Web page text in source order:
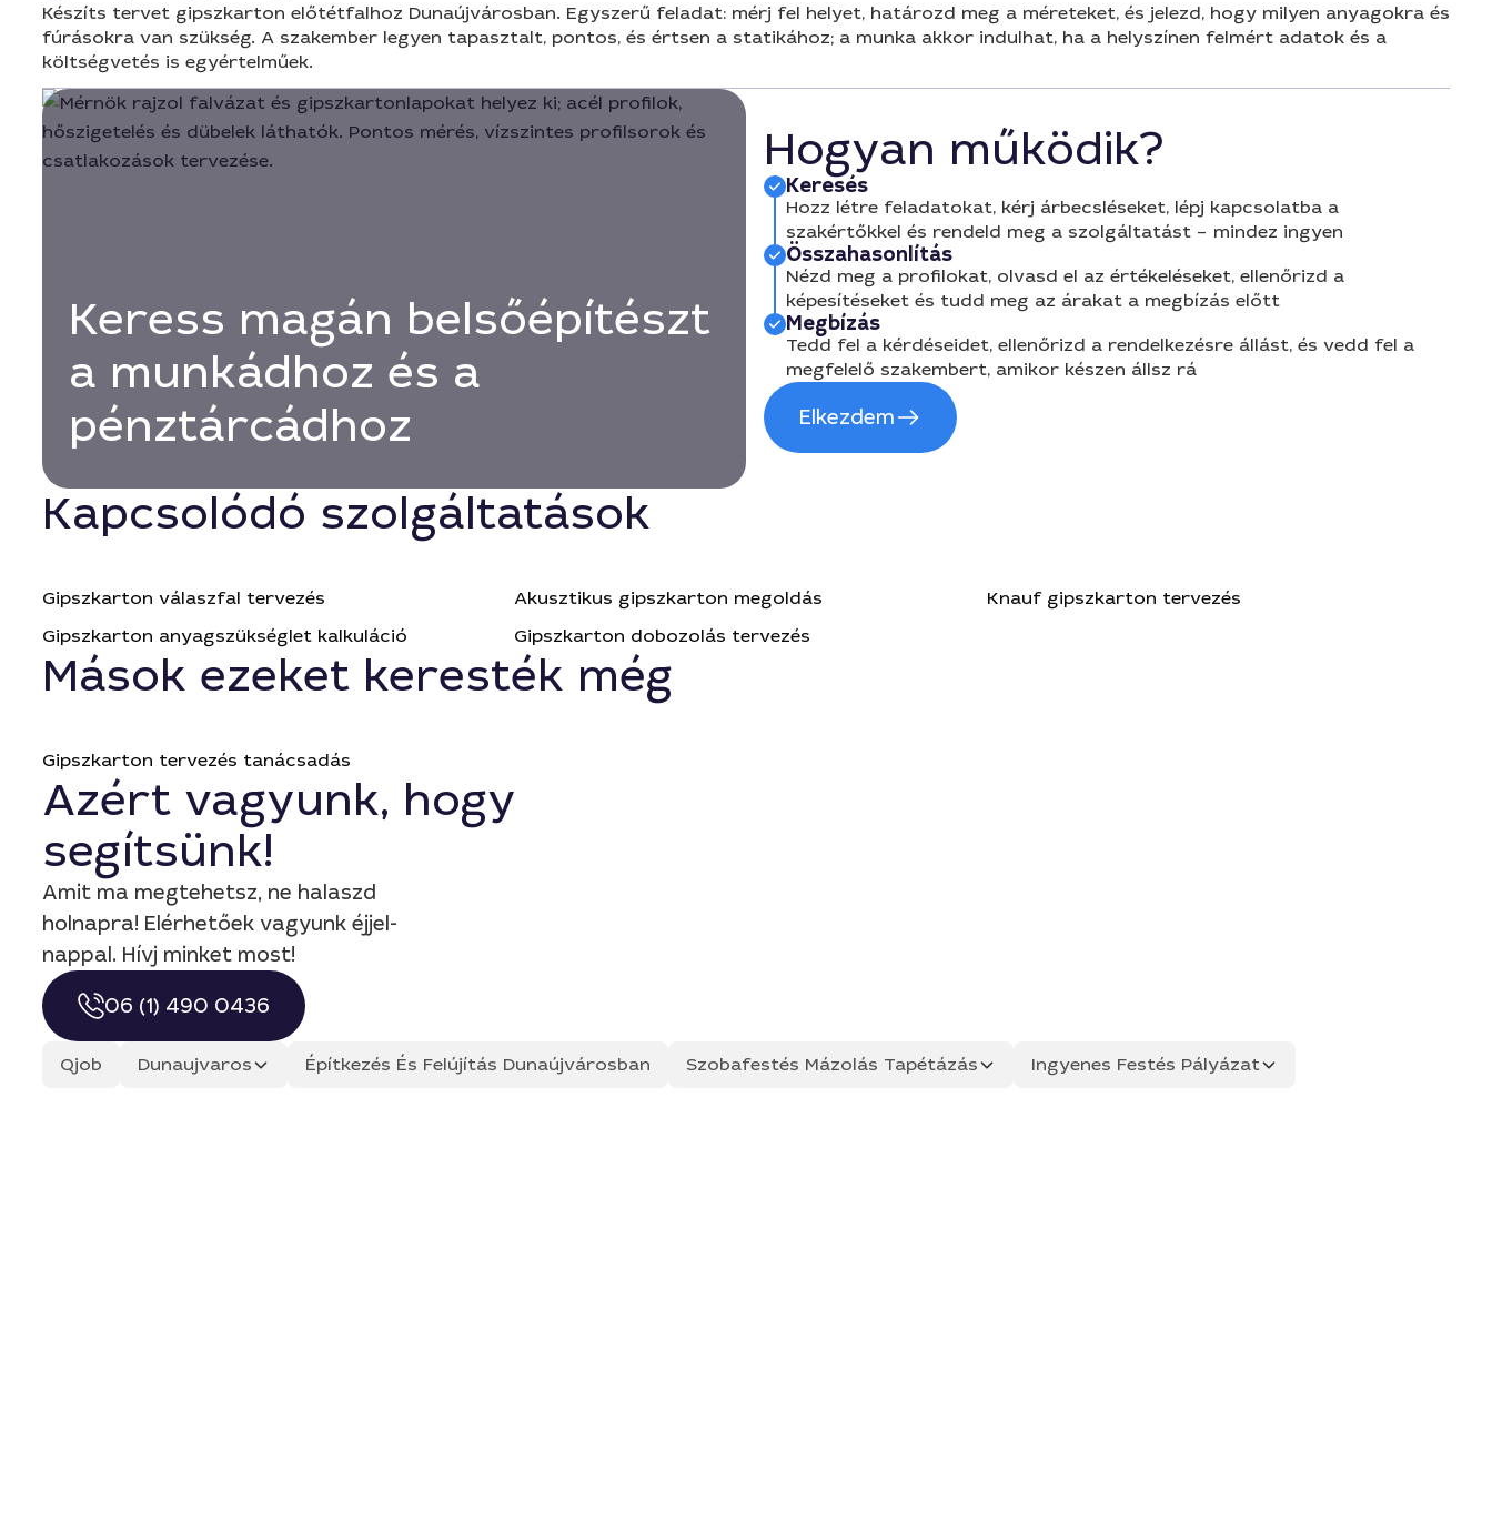
Készíts tervet gipszkarton előtétfalhoz Dunaújvárosban. Egyszerű feladat: mérj fel helyet, határozd meg a méreteket, és jelezd, hogy milyen anyagokra és
fúrásokra van szükség. A szakember legyen tapasztalt, pontos, és értsen a statikához; a munka akkor indulhat, ha a helyszínen felmért adatok és a
költségvetés is egyértelműek.
Keress magán belsőépítészt
a munkádhoz és a
pénztárcádhoz
Hogyan működik?
Keresés
Hozz létre feladatokat, kérj árbecsléseket, lépj kapcsolatba a
szakértőkkel és rendeld meg a szolgáltatást – mindez ingyen
Összahasonlítás
Nézd meg a profilokat, olvasd el az értékeléseket, ellenőrizd a
képesítéseket és tudd meg az árakat a megbízás előtt
Megbízás
Tedd fel a kérdéseidet, ellenőrizd a rendelkezésre állást, és vedd fel a
megfelelő szakembert, amikor készen állsz rá
Elkezdem
Kapcsolódó szolgáltatások
Gipszkarton válaszfal tervezés Akusztikus gipszkarton megoldás
Knauf gipszkarton tervezés
Gipszkarton anyagszükséglet kalkuláció
Gipszkarton dobozolás tervezés
Mások ezeket keresték még
Gipszkarton tervezés tanácsadás
Azért vagyunk, hogy
segítsünk!
Amit ma megtehetsz, ne halaszd
holnapra! Elérhetőek vagyunk éjjel-
nappal. Hívj minket most!
06 (1) 490 0436
Qjob Dunaujvaros Építkezés És Felújítás Dunaújvárosban Szobafestés Mázolás Tapétázás Ingyenes Festés Pályázat